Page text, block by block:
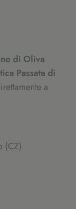
di Oliva
Passata di
a
(CZ)